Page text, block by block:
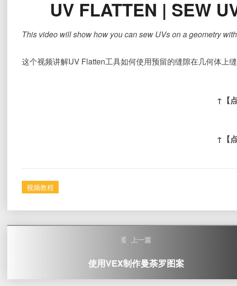
UV FLATTEN | SEW
This video will show how you can sew UVs on a geometry
这个视频讲解UV Flatten工具如何使用预留的缝隙在几何体上缝
↑【
↑【
视频教程
上一篇
使用VEX制作曼荼罗图案